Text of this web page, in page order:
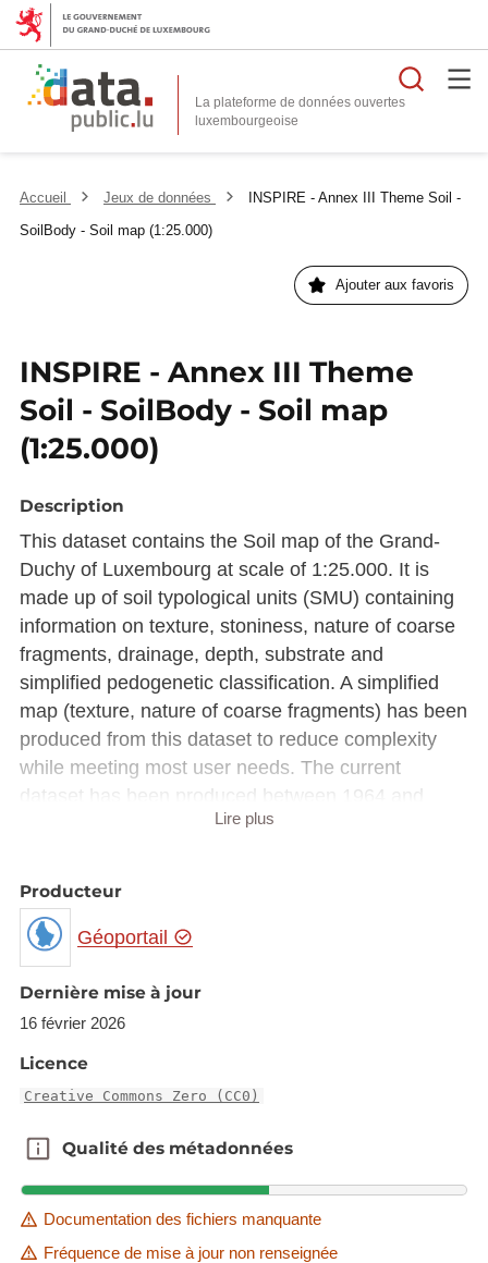
La plateforme de données ouvertes
Accueil Jeux de données
INSPIRE - Annex III Theme Soil -
SoilBody - Soil map (1:25.000)
Ajouter aux favoris
INSPIRE - Annex III Theme
Soil - SoilBody - Soil map
(1:25.000)
Description
This dataset contains the Soil map of the Grand-
Duchy of Luxembourg at scale of 1:25.000. It is
made up of soil typological units (SMU) containing
information on texture, stoniness, nature of coarse
fragments, drainage, depth, substrate and
simplified pedogenetic classification. A simplified
map (texture, nature of coarse fragments) has been
produced from this dataset to reduce complexity
while meeting most user needs. The current
dataset has been produced between 1964 and
catalog.inspire.geoportail.lu
Lire plus
Producteur
Géoportail
Dernière mise à jour
16 février 2026
Licence
Creative Commons Zero (CC0)
Qualité des métadonnées
Qualité des métadonnées
Documentation des fichiers manquante
Fréquence de mise à jour non renseignée